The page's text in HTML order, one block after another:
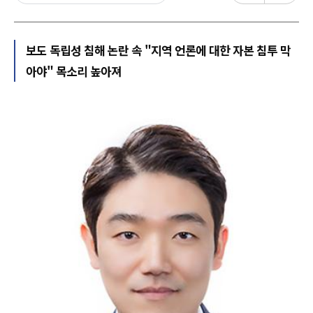
보도 독립성 침해 논란 속 "지역 언론에 대한 자본 침투 막
아야" 목소리 높아져